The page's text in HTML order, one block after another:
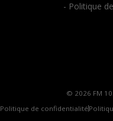
- Politique
© 2026 FM
Politique de confidentialité